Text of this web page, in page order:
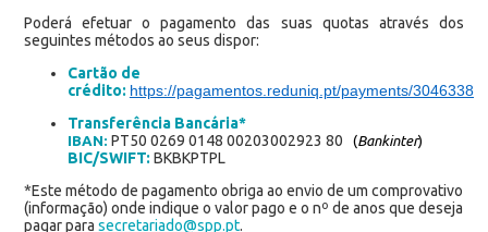
Poderá efetuar o pagamento das suas quotas através dos
seguintes métodos ao seus dispor:
Cartão de
crédito: https://pagamentos.reduniq.pt/payments/3046338/
Transferência Bancária*
IBAN: PT50 0269 0148 00203002923 80 (Bankinter)
BIC/SWIFT: BKBKPTPL
*Este método de pagamento obriga ao envio de um comprovativo
(informação) onde indique o valor pago e o nº de anos que deseja
pagar para secretariado@spp.pt.